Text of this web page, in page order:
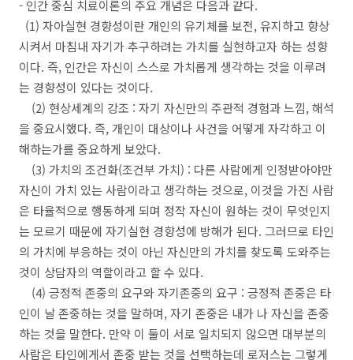
- 인간 중심 치료이론의 주요 개념은 다음과 같다.
(1) 자아실현 경향성이란 개인의 유기체를 보전, 유지하고 향상
시켜서 마침내 자기가 추구하려는 가치를 실현하고자 하는 성향
이다. 즉, 인간은 자신이 스스로 가치롭게 생각하는 것을 이루려
는 경향성이 있다는 것이다.
(2) 현상세계의 강조 : 자기 자신만의 주관적 경험과 느낌, 해석
을 중요시했다. 즉, 개인이 대상이나 사건을 어떻게 자각하고 이
해하는가를 중요하게 보았다.
(3) 가치의 조건화(조건부 가치) : 다른 사람에게 인정받아야만
자신이 가치 있는 사람이라고 생각하는 것으로, 이것을 가진 사람
은 타율적으로 행동하게 되며 정작 자신이 원하는 것이 무엇인지
는 모르기 때문에 자기실현 경향성에 방해가 된다. 그러므로 타인
의 가치에 부응하는 것이 아닌 자신만의 가치를 찾도록 도와주는
것이 상담자의 역할이라고 할 수 있다.
(4) 긍정적 존중의 요구와 자기존중의 요구 : 긍정적 존중은 타
인이 날 존중하는 것을 말하며, 자기 존중은 내가 나 자신을 존중
하는 것을 말한다. 만약 이 둘이 서로 일치되지 않으면 대부분의
사람은 타인에게서 존중 받는 것을 선택하는데 로저스는 그렇게